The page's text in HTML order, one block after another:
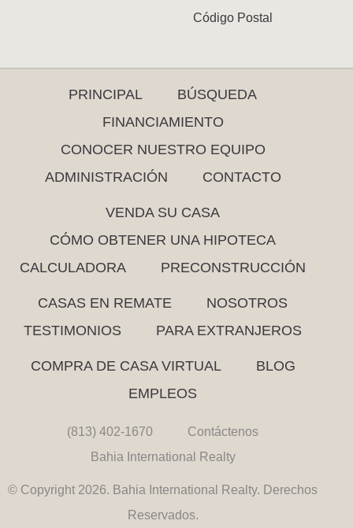
Código Postal
PRINCIPAL
BÚSQUEDA
FINANCIAMIENTO
CONOCER NUESTRO EQUIPO
ADMINISTRACIÓN
CONTACTO
VENDA SU CASA
CÓMO OBTENER UNA HIPOTECA
CALCULADORA
PRECONSTRUCCIÓN
CASAS EN REMATE
NOSOTROS
TESTIMONIOS
PARA EXTRANJEROS
COMPRA DE CASA VIRTUAL
BLOG
EMPLEOS
(813) 402-1670
Contáctenos
Bahia International Realty
© Copyright 2026. Bahia International Realty. Derechos
Reservados.